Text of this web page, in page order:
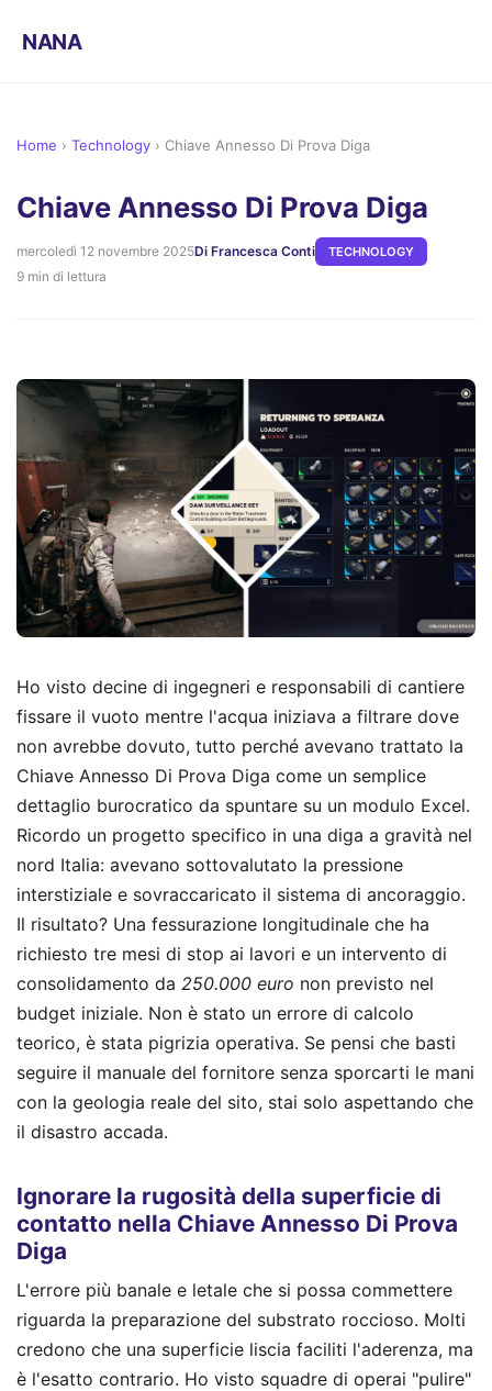
NANA
Home › Technology › Chiave Annesso Di Prova Diga
Chiave Annesso Di Prova Diga
mercoledì 12 novembre 2025Di Francesca Conti TECHNOLOGY
9 min di lettura
Ho visto decine di ingegneri e responsabili di cantiere
fissare il vuoto mentre l'acqua iniziava a filtrare dove
non avrebbe dovuto, tutto perché avevano trattato la
Chiave Annesso Di Prova Diga come un semplice
dettaglio burocratico da spuntare su un modulo Excel.
Ricordo un progetto specifico in una diga a gravità nel
nord Italia: avevano sottovalutato la pressione
interstiziale e sovraccaricato il sistema di ancoraggio.
Il risultato? Una fessurazione longitudinale che ha
richiesto tre mesi di stop ai lavori e un intervento di
consolidamento da 250.000 euro non previsto nel
budget iniziale. Non è stato un errore di calcolo
teorico, è stata pigrizia operativa. Se pensi che basti
seguire il manuale del fornitore senza sporcarti le mani
con la geologia reale del sito, stai solo aspettando che
il disastro accada.
Ignorare la rugosità della superficie di
contatto nella Chiave Annesso Di Prova
Diga
L'errore più banale e letale che si possa commettere
riguarda la preparazione del substrato roccioso. Molti
credono che una superficie liscia faciliti l'aderenza, ma
è l'esatto contrario. Ho visto squadre di operai "pulire"